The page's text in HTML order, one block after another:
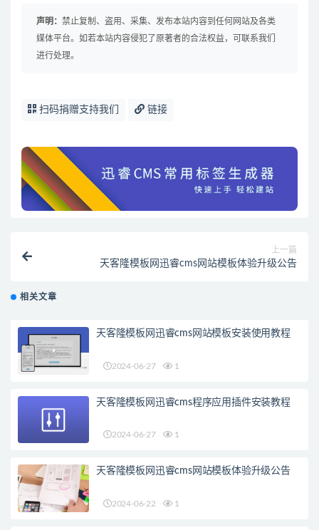
声明： 禁止复制、盗用、采集、发布本站内容到任何网站及各类
媒体平台。如若本站内容侵犯了原著者的合法权益，可联系我们
进行处理。
扫码捐赠支持我们 链接
上一篇
天客隆模板网迅睿cms网站模板体验升级公告
相关文章
天客隆模板网迅睿cms网站模板安装使用教程
2024-06-27 1
天客隆模板网迅睿cms程序应用插件安装教程
2024-06-27 1
天客隆模板网迅睿cms网站模板体验升级公告
2024-06-22 1